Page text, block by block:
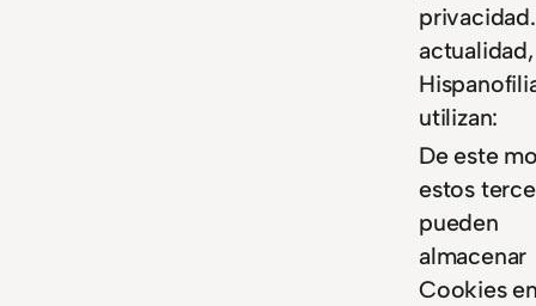
actualidad,
utilizan:
De este
estos
pueden
almacenar
Cookies